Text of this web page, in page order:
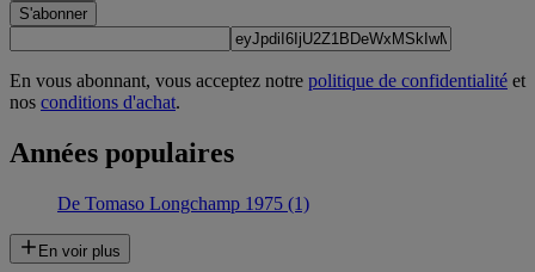
S'abonner
En vous abonnant, vous acceptez notre politique de confidentialité et
nos conditions d'achat.
Années populaires
De Tomaso Longchamp 1975 (1)
En voir plus